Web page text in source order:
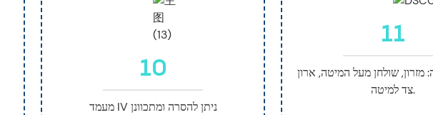
10
מעמד IV ניתן להסרה ומתכוונן
11
מזרון, שולחן מעל המיטה, ארון
צד למיטה.